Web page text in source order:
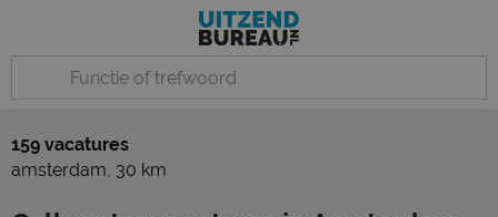
159 vacatures
amsterdam, 30 km